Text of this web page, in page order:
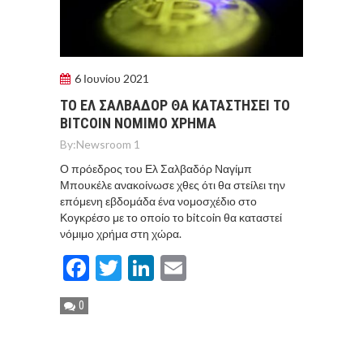
6 Ιουνίου 2021
ΤΟ ΕΛ ΣΑΛΒΑΔΟΡ ΘΑ ΚΑΤΑΣΤΗΣΕΙ ΤΟ
BITCOIN ΝΟΜΙΜΟ ΧΡΗΜΑ
By:Newsroom 1
Ο πρόεδρος του Ελ Σαλβαδόρ Ναγίμπ
Μπουκέλε ανακοίνωσε χθες ότι θα στείλει την
επόμενη εβδομάδα ένα νομοσχέδιο στο
Κογκρέσο με το οποίο το bitcoin θα καταστεί
νόμιμο χρήμα στη χώρα.
Facebook
TwitterLinkedIn
0